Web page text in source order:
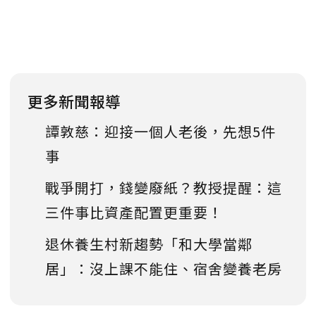
更多新聞報導
譚敦慈：迎接一個人老後，先想5件
事
戰爭開打，錢變廢紙？教授提醒：這
三件事比資產配置更重要！
退休養生村新趨勢「和大學當鄰
居」：沒上課不能住、宿舍變養老房